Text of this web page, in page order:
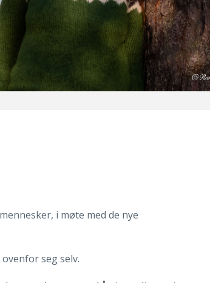
i møte med de nye
seg selv.